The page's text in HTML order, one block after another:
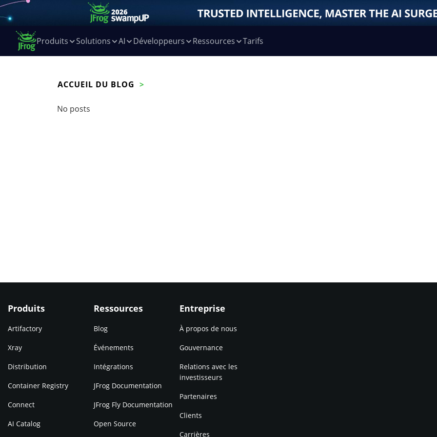
Produits Solutions AI Développeurs Ressources Tarifs
ACCUEIL DU BLOG
No posts
Produits
Artifactory
Xray
Distribution
Container Registry
Connect
AI Catalog
Ressources
Blog
Événements
Intégrations
JFrog Documentation
JFrog Fly Documentation
Open Source
Entreprise
À propos de nous
Gouvernance
Relations avec les
investisseurs
Partenaires
Clients
Carrières